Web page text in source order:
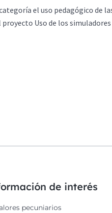
el uso pedagógico de
proyecto Uso de los
de interés
pecuniarios